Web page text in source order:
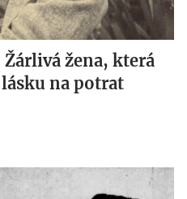
žena, která
na potrat